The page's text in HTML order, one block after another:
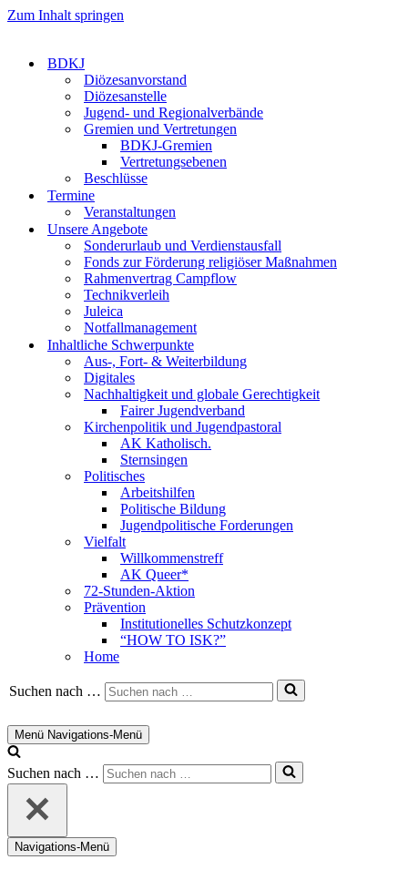
Zum Inhalt springen
BDKJ
Diözesanvorstand
Diözesanstelle
Jugend- und Regionalverbände
Gremien und Vertretungen
BDKJ-Gremien
Vertretungsebenen
Beschlüsse
Termine
Veranstaltungen
Unsere Angebote
Sonderurlaub und Verdienstausfall
Fonds zur Förderung religiöser Maßnahmen
Rahmenvertrag Campflow
Technikverleih
Juleica
Notfallmanagement
Inhaltliche Schwerpunkte
Aus-, Fort- & Weiterbildung
Digitales
Nachhaltigkeit und globale Gerechtigkeit
Fairer Jugendverband
Kirchenpolitik und Jugendpastoral
AK Katholisch.
Sternsingen
Politisches
Arbeitshilfen
Politische Bildung
Jugendpolitische Forderungen
Vielfalt
Willkommenstreff
AK Queer*
72-Stunden-Aktion
Prävention
Institutionelles Schutzkonzept
“HOW TO ISK?”
Home
Suchen nach …
Menü Navigations-Menü
Suchen nach …
Navigations-Menü